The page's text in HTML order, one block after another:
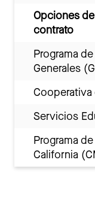
Opciones de
contrato
Programa
Generales
Cooperativa
Servicios
Programa
California